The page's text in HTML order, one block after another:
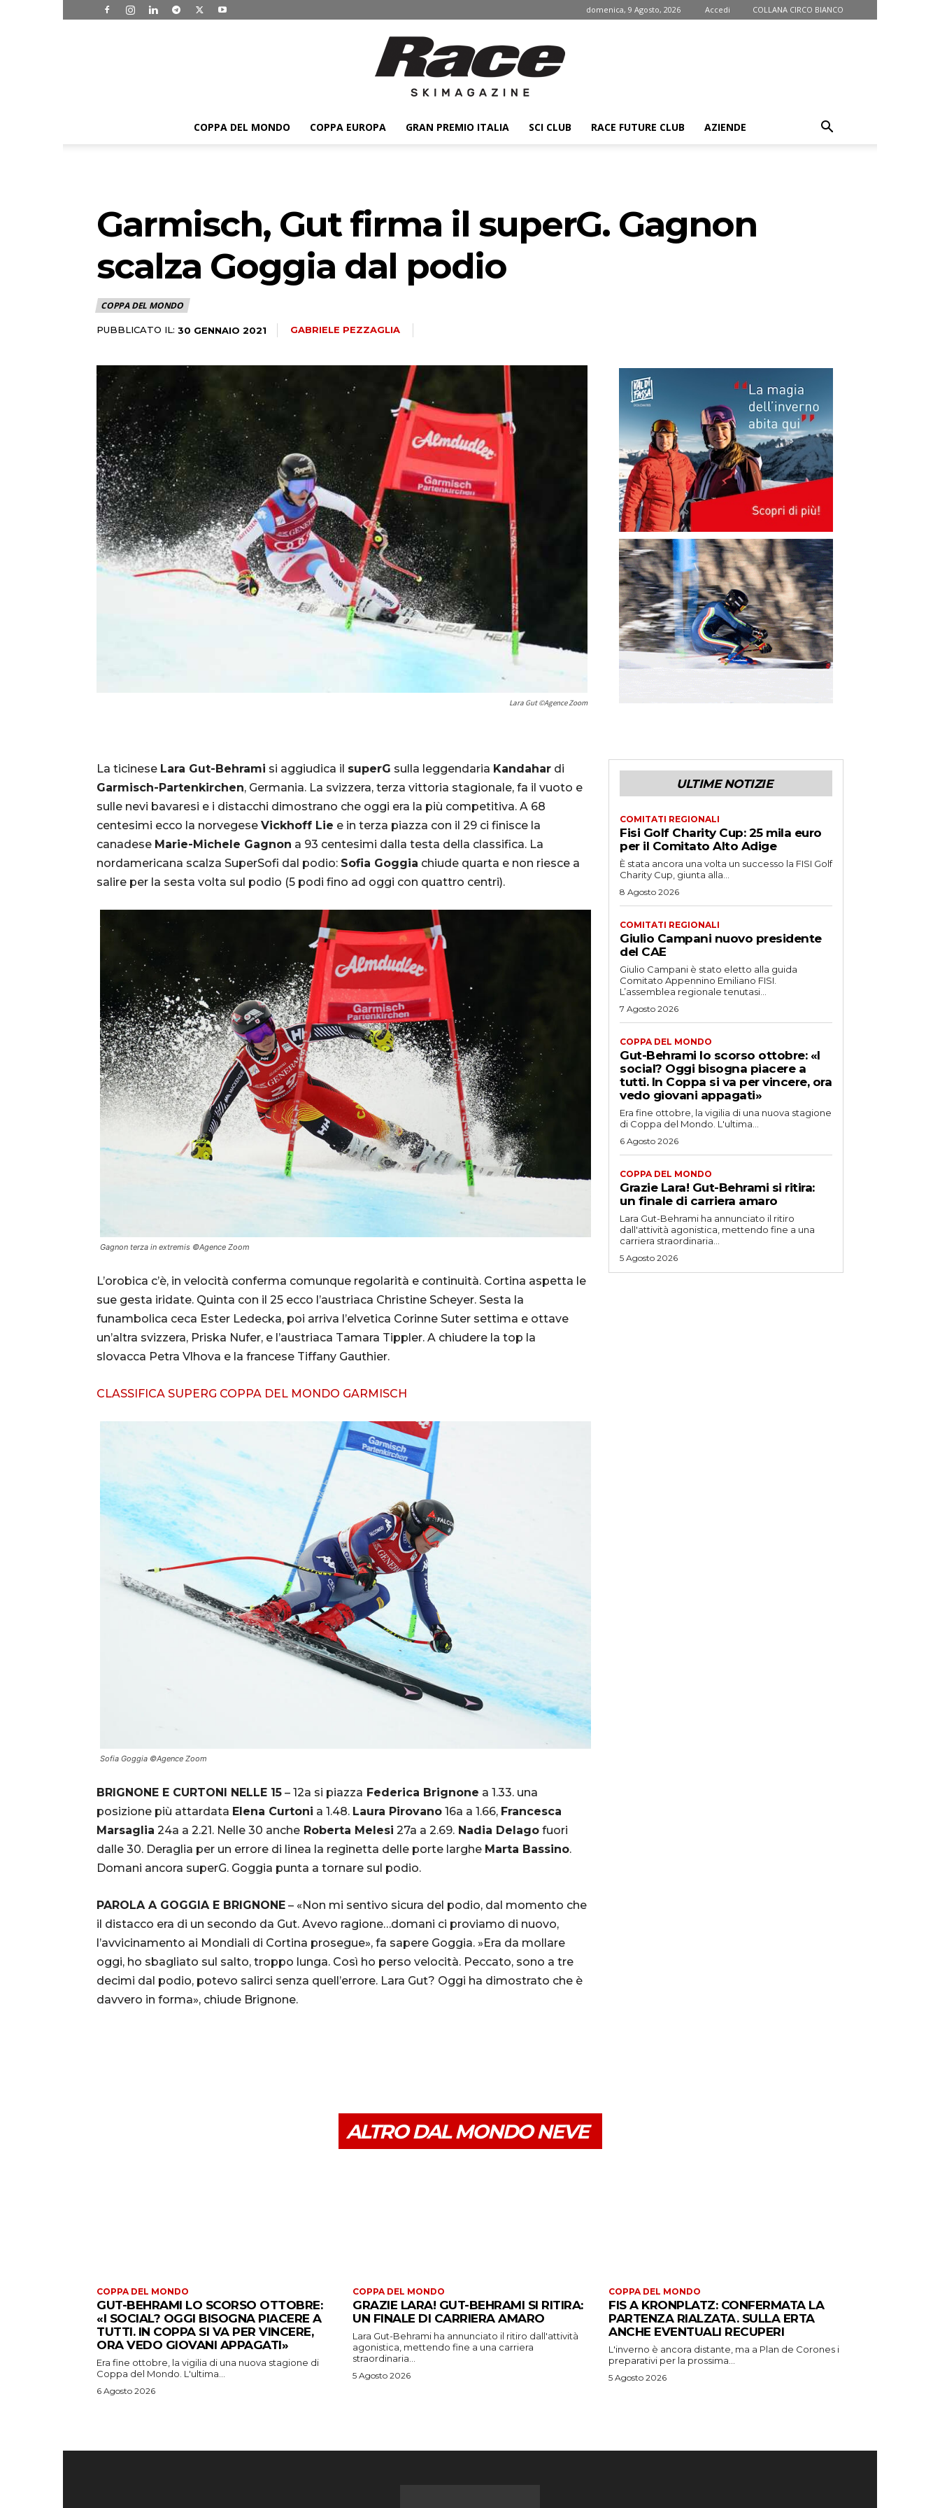
domenica, 9 Agosto, 2026 Accedi COLLANA CIRCO BIANCO
ski
COPPA DEL MONDO COPPA EUROPA GRAN PREMIO ITALIA SCI CLUB RACE FUTURE CLUB AZIENDE
Garmisch, Gut firma il superG. Gagnon
scalza Goggia dal podio
COPPA DEL MONDO
PUBBLICATO IL: 30 GENNAIO 2021 GABRIELE PEZZAGLIA
Lara Gut ©Agence Zoom
La ticinese Lara Gut-Behrami si aggiudica il superG sulla leggendaria Kandahar di
Garmisch-Partenkirchen, Germania. La svizzera, terza vittoria stagionale, fa il vuoto e
sulle nevi bavaresi e i distacchi dimostrano che oggi era la più competitiva. A 68
centesimi ecco la norvegese Vickhoff Lie e in terza piazza con il 29 ci finisce la
canadese Marie-Michele Gagnon a 93 centesimi dalla testa della classifica. La
nordamericana scalza SuperSofi dal podio: Sofia Goggia chiude quarta e non riesce a
salire per la sesta volta sul podio (5 podi fino ad oggi con quattro centri).
Gagnon terza in extremis ©Agence Zoom
L’orobica c’è, in velocità conferma comunque regolarità e continuità. Cortina aspetta le
sue gesta iridate. Quinta con il 25 ecco l’austriaca Christine Scheyer. Sesta la
funambolica ceca Ester Ledecka, poi arriva l’elvetica Corinne Suter settima e ottave
un’altra svizzera, Priska Nufer, e l’austriaca Tamara Tippler. A chiudere la top la
slovacca Petra Vlhova e la francese Tiffany Gauthier.
CLASSIFICA SUPERG COPPA DEL MONDO GARMISCH
Sofia Goggia ©Agence Zoom
BRIGNONE E CURTONI NELLE 15 – 12a si piazza Federica Brignone a 1.33. una
posizione più attardata Elena Curtoni a 1.48. Laura Pirovano 16a a 1.66, Francesca
Marsaglia 24a a 2.21. Nelle 30 anche Roberta Melesi 27a a 2.69. Nadia Delago fuori
dalle 30. Deraglia per un errore di linea la reginetta delle porte larghe Marta Bassino.
Domani ancora superG. Goggia punta a tornare sul podio.
PAROLA A GOGGIA E BRIGNONE – «Non mi sentivo sicura del podio, dal momento che
il distacco era di un secondo da Gut. Avevo ragione…domani ci proviamo di nuovo,
l’avvicinamento ai Mondiali di Cortina prosegue», fa sapere Goggia. »Era da mollare
oggi, ho sbagliato sul salto, troppo lunga. Così ho perso velocità. Peccato, sono a tre
decimi dal podio, potevo salirci senza quell’errore. Lara Gut? Oggi ha dimostrato che è
davvero in forma», chiude Brignone.
ULTIME NOTIZIE
COMITATI REGIONALI
Fisi Golf Charity Cup: 25 mila euro
per il Comitato Alto Adige
È stata ancora una volta un successo la FISI Golf
Charity Cup, giunta alla...
8 Agosto 2026
COMITATI REGIONALI
Giulio Campani nuovo presidente
del CAE
Giulio Campani è stato eletto alla guida
Comitato Appennino Emiliano FISI.
L’assemblea regionale tenutasi...
7 Agosto 2026
COPPA DEL MONDO
Gut-Behrami lo scorso ottobre: «I
social? Oggi bisogna piacere a
tutti. In Coppa si va per vincere, ora
vedo giovani appagati»
Era fine ottobre, la vigilia di una nuova stagione
di Coppa del Mondo. L'ultima...
6 Agosto 2026
COPPA DEL MONDO
Grazie Lara! Gut-Behrami si ritira:
un finale di carriera amaro
Lara Gut-Behrami ha annunciato il ritiro
dall'attività agonistica, mettendo fine a una
carriera straordinaria...
5 Agosto 2026
ALTRO DAL MONDO NEVE
COPPA DEL MONDO
GUT-BEHRAMI LO SCORSO OTTOBRE:
«I SOCIAL? OGGI BISOGNA PIACERE A
TUTTI. IN COPPA SI VA PER VINCERE,
ORA VEDO GIOVANI APPAGATI»
Era fine ottobre, la vigilia di una nuova stagione di
Coppa del Mondo. L'ultima...
6 Agosto 2026
COPPA DEL MONDO
GRAZIE LARA! GUT-BEHRAMI SI RITIRA:
UN FINALE DI CARRIERA AMARO
Lara Gut-Behrami ha annunciato il ritiro dall'attività
agonistica, mettendo fine a una carriera
straordinaria...
5 Agosto 2026
COPPA DEL MONDO
FIS A KRONPLATZ: CONFERMATA LA
PARTENZA RIALZATA. SULLA ERTA
ANCHE EVENTUALI RECUPERI
L'inverno è ancora distante, ma a Plan de Corones i
preparativi per la prossima...
5 Agosto 2026